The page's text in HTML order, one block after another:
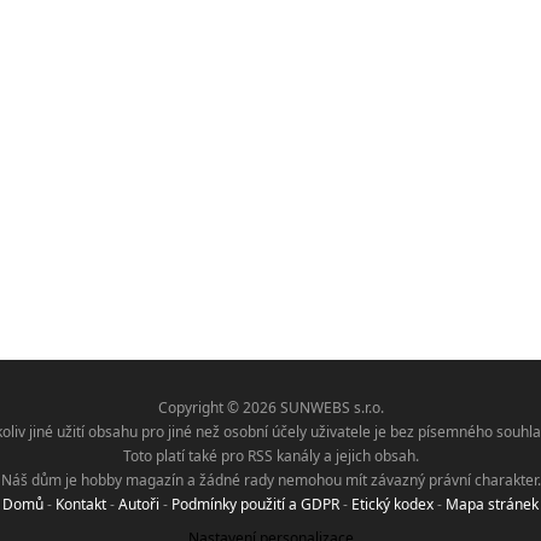
Copyright © 2026 SUNWEBS s.r.o.
jiné užití obsahu pro jiné než osobní účely uživatele je bez písemného
Toto platí také pro RSS kanály a jejich obsah.
Náš dům je hobby magazín a žádné rady nemohou mít závazný právní charakter.
Domů- Kontakt-Autoři - Podmínky použití a GDPR- Etický kodex- Mapa stránek